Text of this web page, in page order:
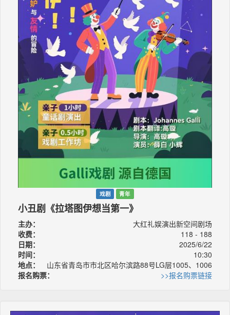
戏剧 青年
小丑剧《拉塔图伊想当第一》
主办：
大红礼娱演出新空间剧场
收费：
118 - 188
日期：
2025/6/22
时间：
10:30
地点：
山东省青岛市市北区哈尔滨路88号LG层1005、1006
报名购票：
>>报名购票链接